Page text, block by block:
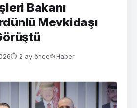
Bakanı
Mevkidaşı
⏱ 2 ay önce📂Haber